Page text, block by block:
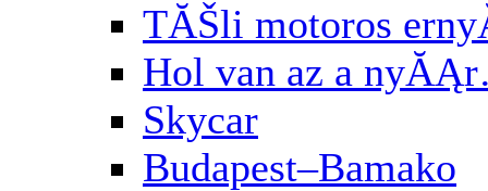
TĂŠli motoros
Hol van az a
Skycar
Budapest–Bamako